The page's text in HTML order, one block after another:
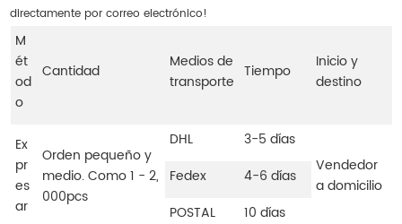
directamente por correo electrónico!
M
ét
od
o
Cantidad
Medios de
transporte
Tiempo
Inicio y
destino
Ex
pr
es
ar
Orden pequeño y
medio. Como 1 - 2,
000pcs
DHL
3-5 días
Vendedor
a domicilio
Fedex
4-6 días
POSTAL
10 días